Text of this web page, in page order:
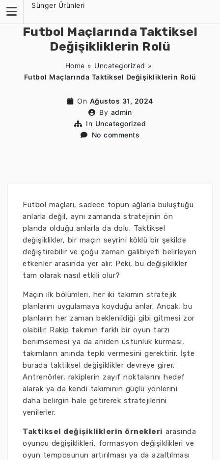
content
Sünger Ürünleri
Futbol Maçlarında Taktiksel
Değişikliklerin Rolü
Home » Uncategorized »
Futbol Maçlarında Taktiksel Değişikliklerin Rolü
On Ağustos 31, 2024
By admin
In Uncategorized
No comments
Futbol maçları, sadece topun ağlarla buluştuğu
anlarla değil, aynı zamanda stratejinin ön
planda olduğu anlarla da dolu. Taktiksel
değişiklikler, bir maçın seyrini köklü bir şekilde
değiştirebilir ve çoğu zaman galibiyeti belirleyen
etkenler arasında yer alır. Peki, bu değişiklikler
tam olarak nasıl etkili olur?
Maçın ilk bölümleri, her iki takımın stratejik
planlarını uygulamaya koyduğu anlar. Ancak, bu
planların her zaman beklenildiği gibi gitmesi zor
olabilir. Rakip takımın farklı bir oyun tarzı
benimsemesi ya da aniden üstünlük kurması,
takımların anında tepki vermesini gerektirir. İşte
burada taktiksel değişiklikler devreye girer.
Antrenörler, rakiplerin zayıf noktalarını hedef
alarak ya da kendi takımının güçlü yönlerini
daha belirgin hale getirerek stratejilerini
yenilerler.
Taktiksel değişikliklerin örnekleri arasında
oyuncu değişiklikleri, formasyon değişiklikleri ve
oyun temposunun artırılması ya da azaltılması